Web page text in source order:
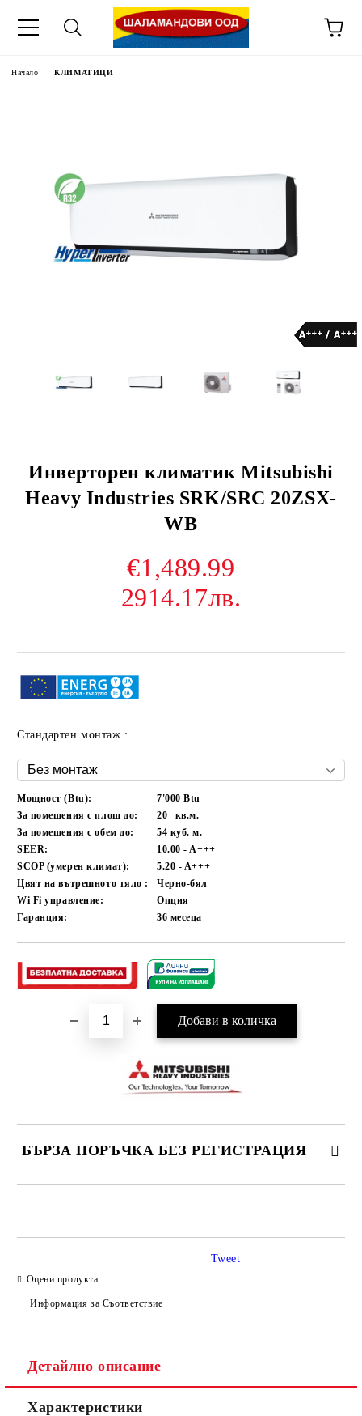
Начало КЛИМАТИЦИ
Инверторен климатик Mitsubishi
Heavy Industries SRK/SRC 20ZSX-
WB
€1,489.99
2914.17лв.
Стандартен монтаж :
Мощност (Btu):
7'000 Btu
За помещения с площ до:
20
кв.м.
За помещения с обем до:
54 куб. м.
SEER:
10.00 - A+++
SCOP (умерен климат):
5.20 - A+++
Цвят на вътрешното тяло :
Черно-бял
Wi Fi управление:
Опция
Гаранция:
36 месеца
БЪРЗА ПОРЪЧКА БЕЗ РЕГИСТРАЦИЯ
Съгласен съм сПолитиката за лични данни
Оцени продукта
Информация за Съответствие
Tweet
Детайлно описание
Характеристики